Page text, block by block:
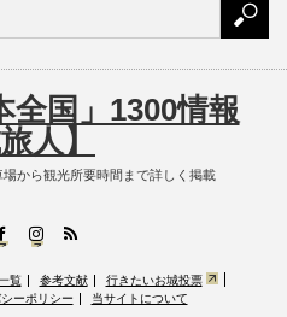
全国」1300情報
人】
から観光所要時間まで詳しく掲載
FacebookInstagram
覧 参考文献
行きたいお城投票
ーポリシー 当サイトについて